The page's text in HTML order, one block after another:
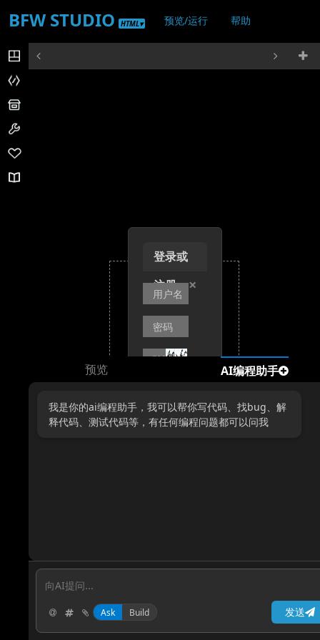
登录或
注册
×
没有账
BFW STUDIO HTML▾ 预览/运行 帮助
+
预览 AI编程助手
我是你的ai编程助手，我可以帮你写代码、找bug、解
释代码、测试代码等，有任何编程问题都可以问我
Ask Build 发送